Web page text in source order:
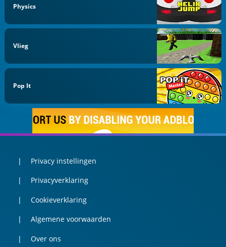
Physics
Vlieg
Pop It
Privacy instellingen
Privacyverklaring
Cookieverklaring
Algemene voorwaarden
Over ons